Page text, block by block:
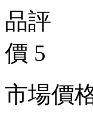
市場價